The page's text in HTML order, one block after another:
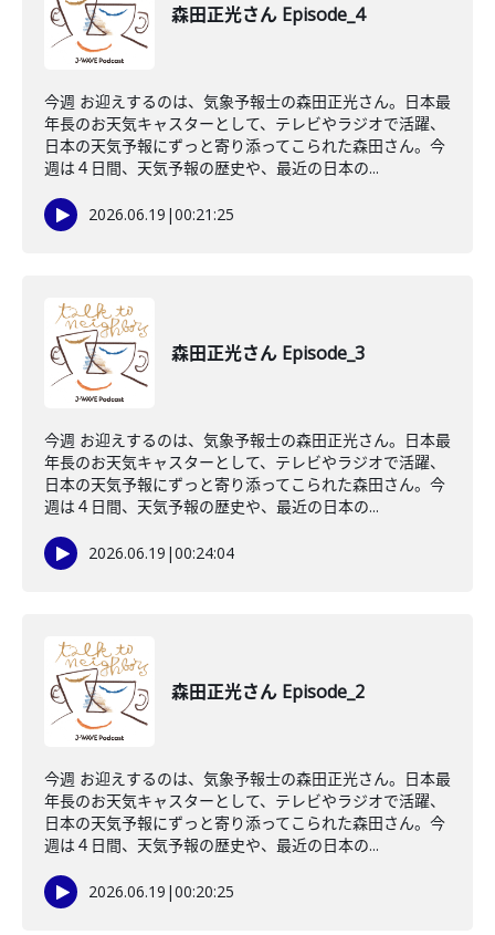
森田正光さん Episode_4
今週 お迎えするのは、気象予報士の森田正光さん。日本最
年長のお天気キャスターとして、テレビやラジオで活躍、
日本の天気予報にずっと寄り添ってこられた森田さん。今
週は４日間、天気予報の歴史や、最近の日本の...
2026.06.19 |00:21:25
森田正光さん Episode_3
今週 お迎えするのは、気象予報士の森田正光さん。日本最
年長のお天気キャスターとして、テレビやラジオで活躍、
日本の天気予報にずっと寄り添ってこられた森田さん。今
週は４日間、天気予報の歴史や、最近の日本の...
2026.06.19 |00:24:04
森田正光さん Episode_2
今週 お迎えするのは、気象予報士の森田正光さん。日本最
年長のお天気キャスターとして、テレビやラジオで活躍、
日本の天気予報にずっと寄り添ってこられた森田さん。今
週は４日間、天気予報の歴史や、最近の日本の...
2026.06.19 |00:20:25